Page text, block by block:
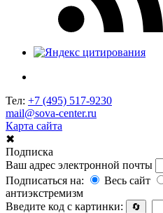
Тел: +7 (495) 517-9230
mail@sova-center.ru
Карта сайта
✖
Подписка
Ваш адрес электронной почты
Подписаться на:
Весь сайт
антиэкстремизм
Введите код с картинки:
🔄